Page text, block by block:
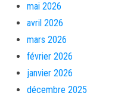
mai 2026
avril 2026
mars 2026
février 2026
janvier 2026
décembre 2025